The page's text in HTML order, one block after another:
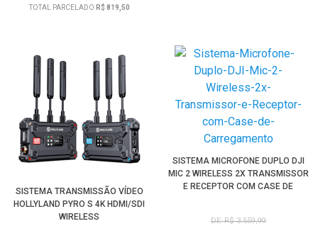
TOTAL PARCELADO R$ 819,50
SISTEMA TRANSMISSÃO VÍDEO
HOLLYLAND PYRO S 4K HDMI/SDI
WIRELESS
SISTEMA MICROFONE DUPLO DJI
MIC 2 WIRELESS 2X TRANSMISSOR
E RECEPTOR COM CASE DE
DE: R$ 3.559,99